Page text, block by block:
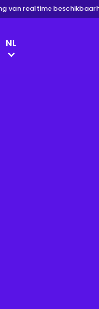
van realtime
LANGUAGE SWITCH
NL